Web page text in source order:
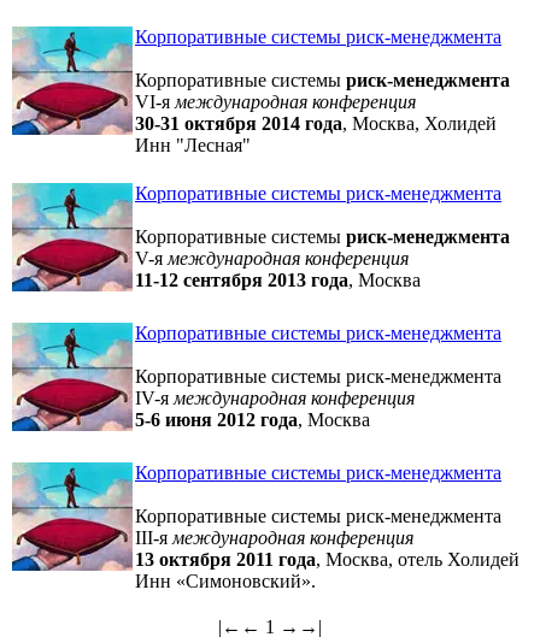
Корпоративные системы риск-менеджмента
Корпоративные системы риск-менеджмента
VI-я международная конференция
30-31 октября 2014 года, Москва, Холидей
Инн "Лесная"
Корпоративные системы риск-менеджмента
Корпоративные системы риск-менеджмента
V-я международная конференция
11-12 сентября 2013 года, Москва
Корпоративные системы риск-менеджмента
Корпоративные системы риск-менеджмента
IV-я международная конференция
5-6 июня 2012 года, Москва
Корпоративные системы риск-менеджмента
Корпоративные системы риск-менеджмента
III-я международная конференция
13 октября 2011 года, Москва, отель Холидей
Инн «Симоновский».
|← ← 1 → →|